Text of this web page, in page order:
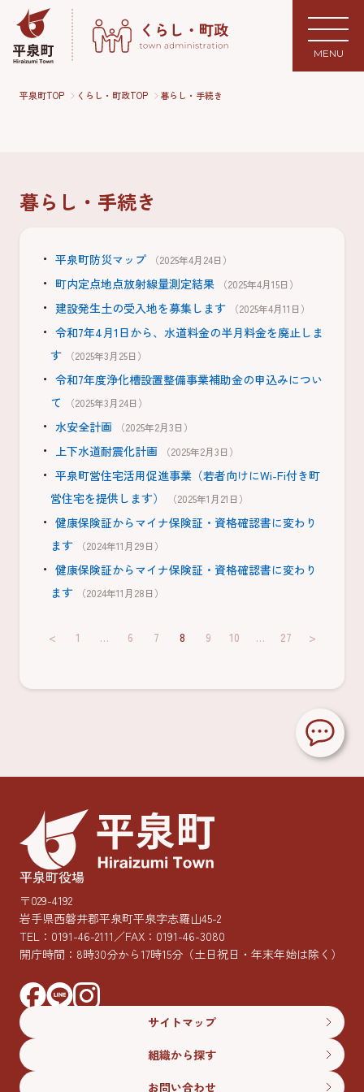
MENU
平泉町TOP くらし・町政TOP 暮らし・手続き
暮らし・手続き
平泉町防災マップ （2025年4月24日）
町内定点地点放射線量測定結果 （2025年4月15日）
建設発生土の受入地を募集します （2025年4月11日）
令和7年4月1日から、水道料金の半月料金を廃止しま
す
（2025年3月25日）
令和7年度浄化槽設置整備事業補助金の申込みについ
て
（2025年3月24日）
水安全計画 （2025年2月3日）
上下水道耐震化計画 （2025年2月3日）
平泉町営住宅活用促進事業（若者向けにWi-Fi付き町
営住宅を提供します）
（2025年1月21日）
健康保険証からマイナ保険証・資格確認書に変わり
ます
（2024年11月29日）
健康保険証からマイナ保険証・資格確認書に変わり
ます
（2024年11月28日）
< 1 … 6 7 8 9 10 … 27 >
平泉町役場
〒029-4192
岩手県西磐井郡平泉町平泉字志羅山45-2
TEL： 0191-46-2111／FAX：0191-46-3080
開庁時間：8時30分から17時15分 （土日祝日・年末年始は除く）
サイトマップ
組織から探す
お問い合わせ